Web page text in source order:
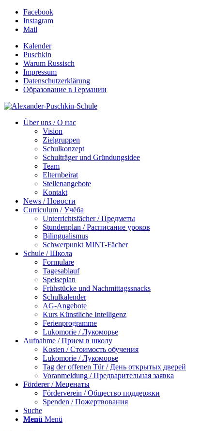
Facebook
Instagram
Mail
Kalender
Puschkin
Warum Russisch
Impressum
Datenschutzerklärung
Образование в Германии
Über uns / О нас
Vision
Zielgruppen
Schulkonzept
Schulträger und Gründungsidee
Team
Elternbeirat
Stellenangebote
Kontakt
News / Новости
Curriculum / Учёба
Unterrichtsfächer / Предметы
Stundenplan / Расписание уроков
Bilingualismus
Schwerpunkt MINT-Fächer
Schule / Школа
Formulare
Tagesablauf
Speiseplan
Frühstücke und Nachmittagssnacks
Schulkalender
AG-Angebote
Kurs Künstliche Intelligenz
Ferienprogramme
Lukomorie / Лукоморье
Aufnahme / Прием в школу
Kosten / Стоимость обучения
Lukomorie / Лукоморье
Tag der offenen Tür / День открытых дверей
Voranmeldung / Предварительная заявка
Förderer / Меценаты
Förderverein / Общество поддержки
Spenden / Пожертвования
Suche
Menü Menü